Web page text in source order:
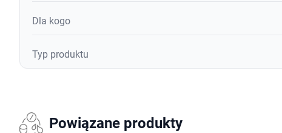
Dla kogo
Typ produktu
Powiązane produkty